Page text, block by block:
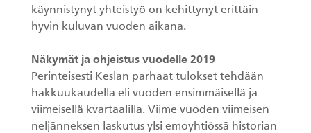
käynnistynyt yhteistyö on kehittynyt erittäin
hyvin kuluvan vuoden aikana.
Näkymät ja ohjeistus vuodelle 2019
Perinteisesti Keslan parhaat tulokset tehdään
hakkuukaudella eli vuoden ensimmäisellä ja
viimeisellä kvartaalilla. Viime vuoden viimeisen
neljänneksen laskutus ylsi emoyhtiössä historian